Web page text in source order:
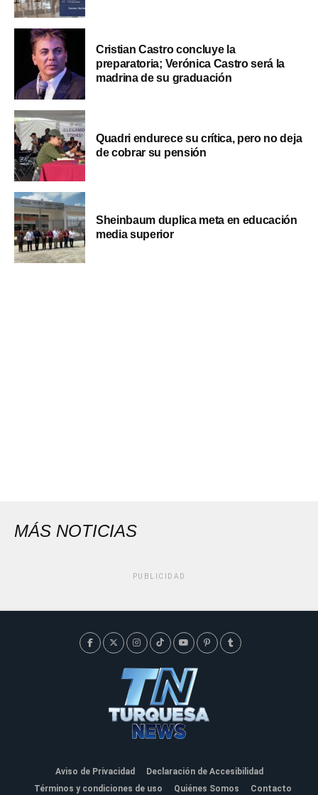
Cristian Castro concluye la
preparatoria; Verónica Castro será la
madrina de su graduación
Quadri endurece su crítica, pero no deja
de cobrar su pensión
Sheinbaum duplica meta en educación
media superior
MÁS NOTICIAS
PUBLICIDAD
Aviso de Privacidad
Declaración de Accesibilidad
Términos y condiciones de uso
Quiénes Somos Contacto